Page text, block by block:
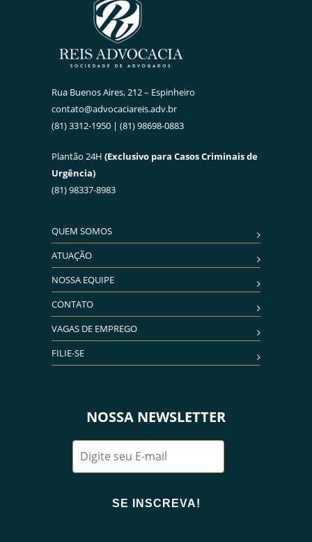
Rua Buenos Aires, 212 – Espinheiro
contato@advocaciareis.adv.br
(81) 3312-1950 | (81) 98698-0883
Plantão 24H (Exclusivo para Casos Criminais de
Urgência)
(81) 98337-8983
QUEM SOMOS
ATUAÇÃO
NOSSA EQUIPE
CONTATO
VAGAS DE EMPREGO
FILIE-SE
NOSSA NEWSLETTER